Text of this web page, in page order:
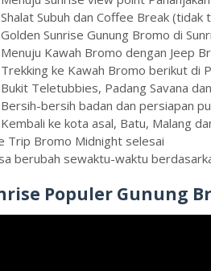
Subuh dan Coffee Break (tidak
Sunrise Gunung Bromo di
Kawah Bromo dengan Jeep
ke Kawah Bromo berikut di
Teletubbies, Padang Savana
bersih badan dan persiapan
ke kota asal, Batu, Malang
Trip Bromo Midnight selesai
berubah sewaktu-waktu
Populer Gunung